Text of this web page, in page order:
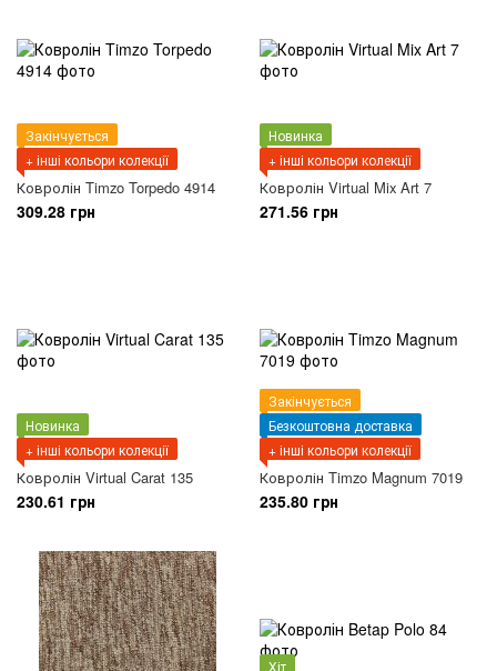
Закінчується
+ інші кольори колекції
Ковролін Timzo Torpedo 4914
309.28 грн
Новинка
+ інші кольори колекції
Ковролін Virtual Mix Art 7
271.56 грн
Новинка
+ інші кольори колекції
Ковролін Virtual Carat 135
230.61 грн
Закінчується
Безкоштовна доставка
+ інші кольори колекції
Ковролін Timzo Magnum 7019
235.80 грн
Хіт